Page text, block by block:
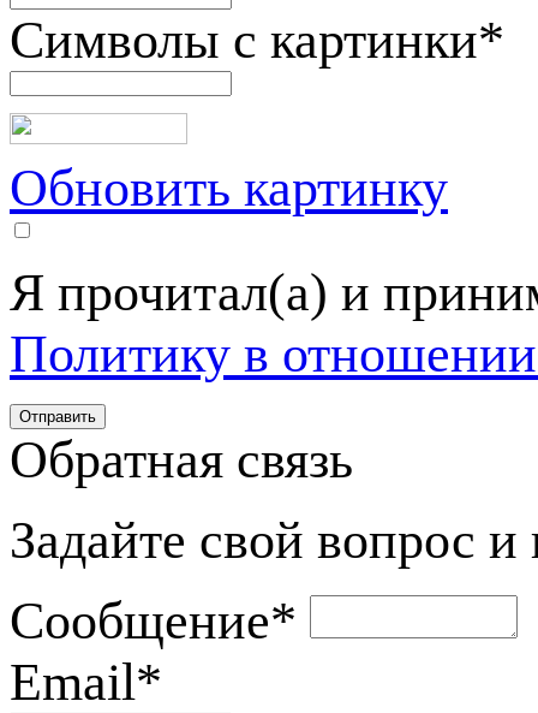
Символы с картинки*
Обновить картинку
Я прочитал(а) и
Политику в
Обратная связь
Задайте свой вопрос
Сообщение*
Email*